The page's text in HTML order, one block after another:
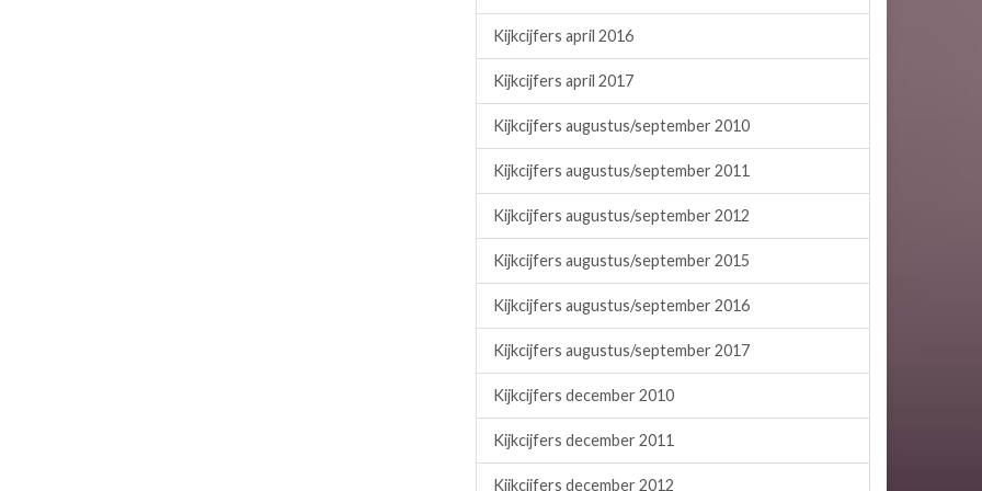
Kijkcijfers april 2016
Kijkcijfers april 2017
Kijkcijfers augustus/september 2010
Kijkcijfers augustus/september 2011
Kijkcijfers augustus/september 2012
Kijkcijfers augustus/september 2015
Kijkcijfers augustus/september 2016
Kijkcijfers augustus/september 2017
Kijkcijfers december 2010
Kijkcijfers december 2011
Kijkcijfers december 2012